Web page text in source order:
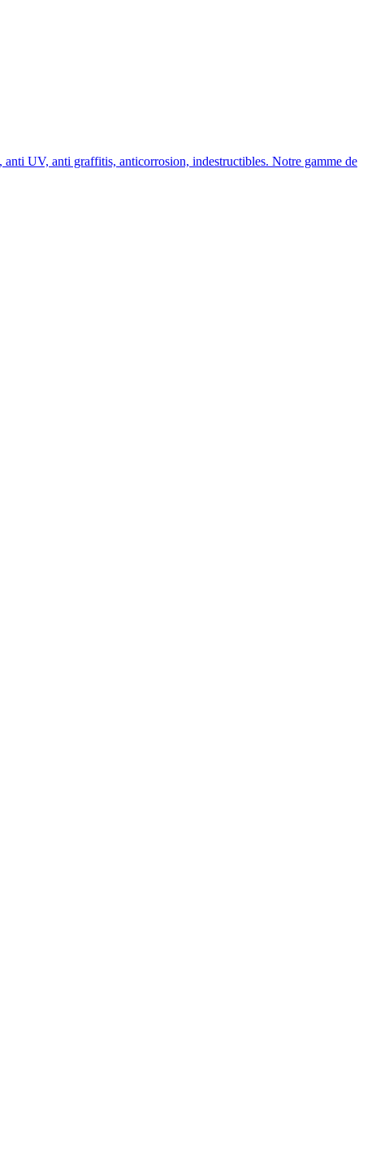
UV, anti graffitis, anticorrosion, indestructibles. Notre gamme de